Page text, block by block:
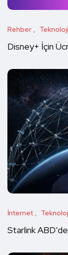
Rehber Teknoloji
Disney+ İçin
İnternet
Starlink